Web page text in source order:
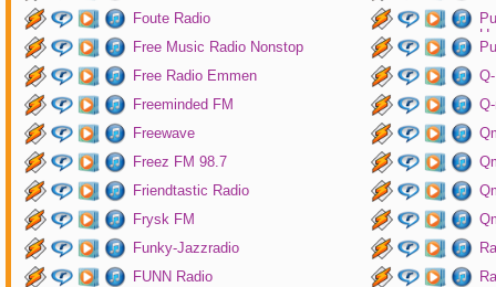
Foute Radio
Free Music Radio Nonstop
Free Radio Emmen
Freeminded FM
Freewave
Freez FM 98.7
Friendtastic Radio
Frysk FM
Funky-Jazzradio
FUNN Radio